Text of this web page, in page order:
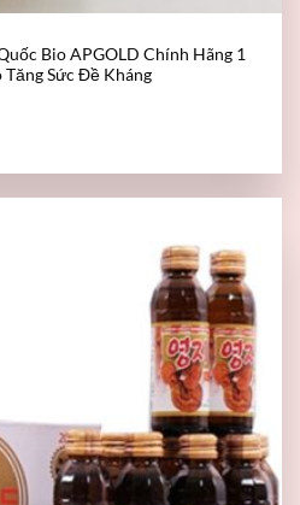
Bio APGOLD Chính Hãng 1
Tăng Sức Đề Kháng